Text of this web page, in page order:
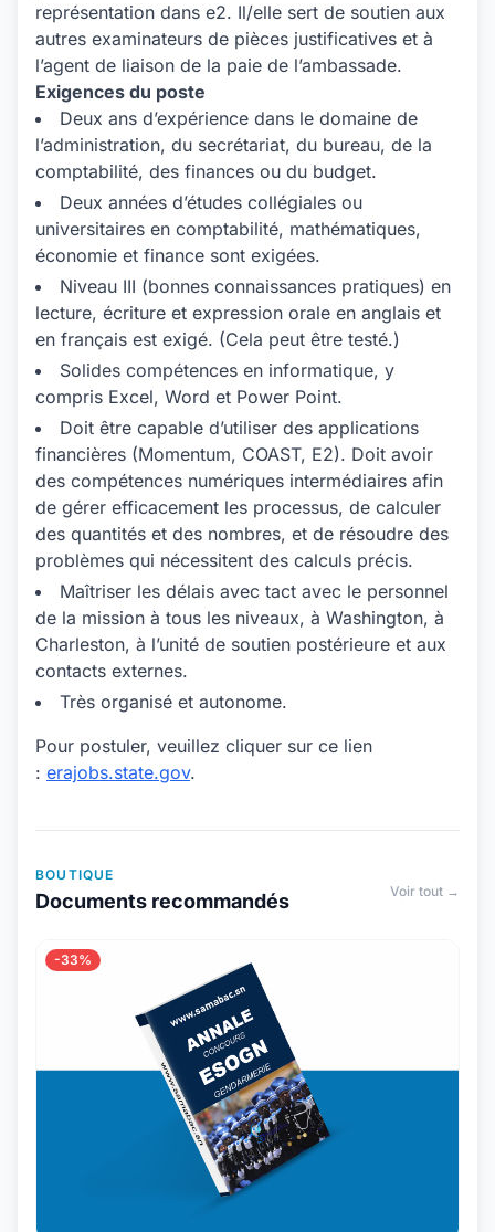
représentation dans e2. Il/elle sert de soutien aux
autres examinateurs de pièces justificatives et à
l’agent de liaison de la paie de l’ambassade.
Exigences du poste
Deux ans d’expérience dans le domaine de
l’administration, du secrétariat, du bureau, de la
comptabilité, des finances ou du budget.
Deux années d’études collégiales ou
universitaires en comptabilité, mathématiques,
économie et finance sont exigées.
Niveau III (bonnes connaissances pratiques) en
lecture, écriture et expression orale en anglais et
en français est exigé. (Cela peut être testé.)
Solides compétences en informatique, y
compris Excel, Word et Power Point.
Doit être capable d’utiliser des applications
financières (Momentum, COAST, E2). Doit avoir
des compétences numériques intermédiaires afin
de gérer efficacement les processus, de calculer
des quantités et des nombres, et de résoudre des
problèmes qui nécessitent des calculs précis.
Maîtriser les délais avec tact avec le personnel
de la mission à tous les niveaux, à Washington, à
Charleston, à l’unité de soutien postérieure et aux
contacts externes.
Très organisé et autonome.
Pour postuler, veuillez cliquer sur ce lien
: erajobs.state.gov.
BOUTIQUE
Documents recommandés Voir tout →
-33%